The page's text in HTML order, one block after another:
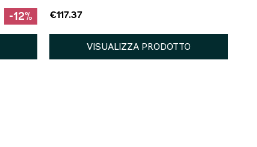
-12% €117.37
VISUALIZZA PRODOTTO